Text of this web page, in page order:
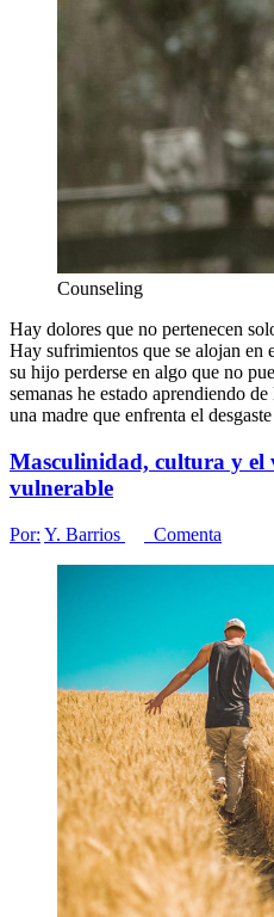
Counseling
Hay dolores que no pertenecen
Hay sufrimientos que se alojan en
su hijo perderse en algo que no
semanas he estado aprendiendo
una madre que enfrenta el
Masculinidad, cultura y el
vulnerable
Por: Y. Barrios Comenta